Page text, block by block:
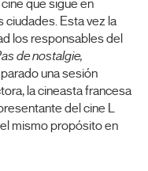
que sigue en
ciudades. Esta vez la
los responsables del
de nostalgie,
una sesión
la cineasta francesa
del cine L
mismo propósito en